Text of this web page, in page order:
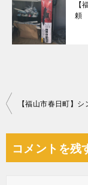
【
頼
投
ビ
コメントを残